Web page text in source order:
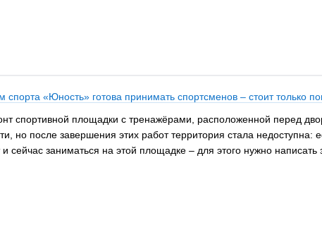
«Юность» готова принимать спортсменов – стоит только
спортивной площадки с тренажёрами, расположенной перед
но после завершения этих работ территория стала
сейчас заниматься на этой площадке – для этого нужно написать